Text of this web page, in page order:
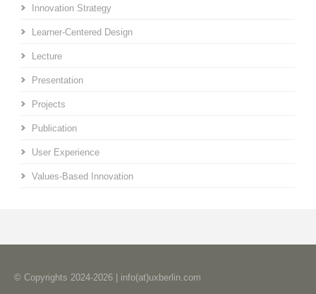
Innovation Strategy
Learner-Centered Design
Lecture
Presentation
Projects
Publication
User Experience
Values-Based Innovation
© Copyrights 2024-2026 | info(at)uxberlin.com